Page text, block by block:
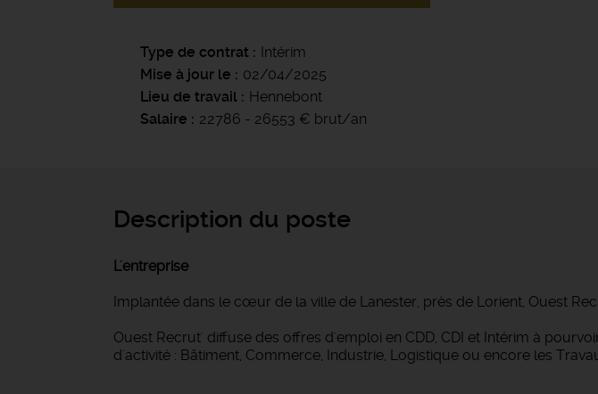
Type de contrat
Intérim
Mise à jour le
02/04/2025
Lieu de travail
Hennebont
Salaire
22786 - 26553 € brut/an
Description du poste
L'entreprise
Implantée dans le cœur de la ville de Lanester, près de Lorient, Ouest
Ouest Recrut' diffuse des offres d'emploi en CDD, CDI et Intérim à
d'activité : Bâtiment, Commerce, Industrie, Logistique ou encore les